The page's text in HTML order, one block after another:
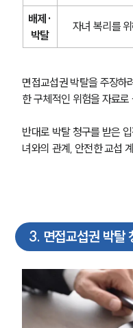
배제·
박탈
자녀 복리를
면접교섭권 박탈을 주장하
한 구체적인 위험을 자료로
반대로 박탈 청구를 받은
녀와의 관계, 안전한 교섭
3. 면접교섭권 박탈